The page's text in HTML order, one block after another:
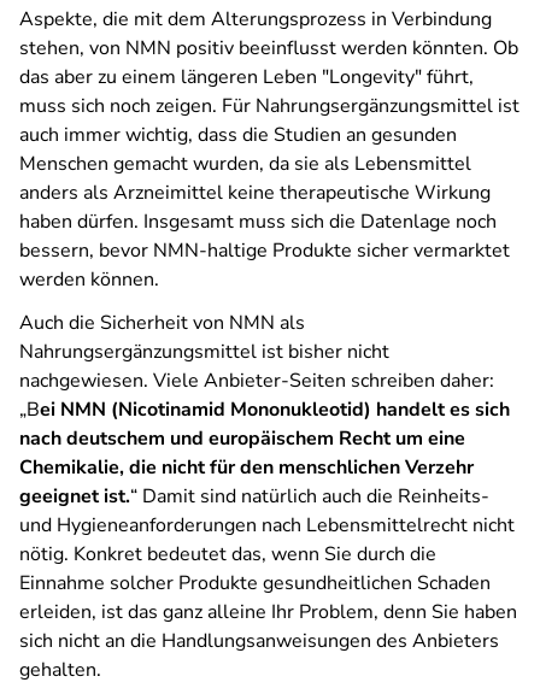
Aspekte, die mit dem Alterungsprozess in Verbindung
stehen, von NMN positiv beeinflusst werden könnten. Ob
das aber zu einem längeren Leben "Longevity" führt,
muss sich noch zeigen. Für Nahrungsergänzungsmittel ist
auch immer wichtig, dass die Studien an gesunden
Menschen gemacht wurden, da sie als Lebensmittel
anders als Arzneimittel keine therapeutische Wirkung
haben dürfen. Insgesamt muss sich die Datenlage noch
bessern, bevor NMN-haltige Produkte sicher vermarktet
werden können.
Auch die Sicherheit von NMN als
Nahrungsergänzungsmittel ist bisher nicht
nachgewiesen. Viele Anbieter-Seiten schreiben daher:
„Bei NMN (Nicotinamid Mononukleotid) handelt es sich
nach deutschem und europäischem Recht um eine
Chemikalie, die nicht für den menschlichen Verzehr
geeignet ist.“ Damit sind natürlich auch die Reinheits-
und Hygieneanforderungen nach Lebensmittelrecht nicht
nötig. Konkret bedeutet das, wenn Sie durch die
Einnahme solcher Produkte gesundheitlichen Schaden
erleiden, ist das ganz alleine Ihr Problem, denn Sie haben
sich nicht an die Handlungsanweisungen des Anbieters
gehalten.